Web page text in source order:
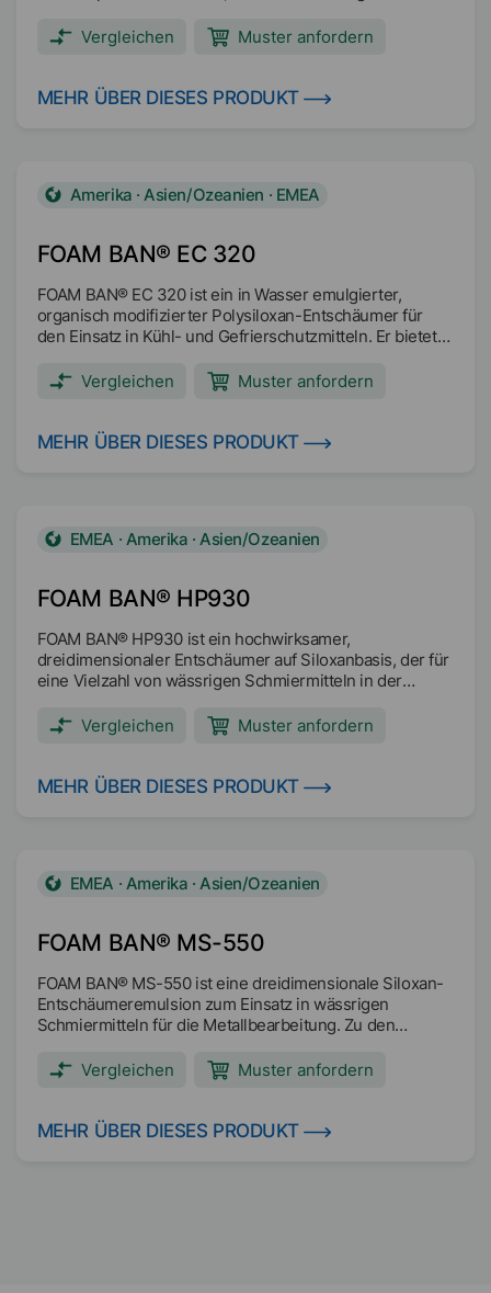
deren anschließenden Verdünnungen in Glykol oder
Wasser zu gewährleisten. Er bietet eine hervorragende
Schaumtest nach ASTM D1881.
Vergleichen Muster anfordern
MEHR ÜBER DIESES PRODUKT
FOAM BAN® EC 320
Amerika · Asien/Ozeanien · EMEA
FOAM BAN® EC 320 ist ein in Wasser emulgierter,
organisch modifizierter Polysiloxan-Entschäumer für
den Einsatz in Kühl- und Gefrierschutzmitteln. Er bietet
Flüssigkeiten und sorgt für eine hervorragende
Schaumkontrolle sowohl während des Abfüllvorgangs
Hauptanwendungen: Kühlmittel mit Frostschutzmittel
Vergleichen Muster anfordern
MEHR ÜBER DIESES PRODUKT
FOAM BAN® HP930
EMEA · Amerika · Asien/Ozeanien
FOAM BAN® HP930 ist ein hochwirksamer,
dreidimensionaler Entschäumer auf Siloxanbasis, der für
eine Vielzahl von wässrigen Schmiermitteln in der
Hauptanwendungsbereiche: Halbsynthetische
Metallbearbeitungsflüssigkeiten (mit hohem und
Metallbearbeitungsflüssigkeiten Lösliche Öl-
Vergleichen Muster anfordern
MEHR ÜBER DIESES PRODUKT
FOAM BAN® MS-550
EMEA · Amerika · Asien/Ozeanien
FOAM BAN® MS-550 ist eine dreidimensionale Siloxan-
Entschäumeremulsion zum Einsatz in wässrigen
Schmiermitteln für die Metallbearbeitung. Zu den
halbsynthetische Flüssigkeiten und industrielle
Reinigungsmittel. Hauptanwendungsbereiche:
hohem und niedrigem Ölgehalt) Synthetische
Vergleichen Muster anfordern
MEHR ÜBER DIESES PRODUKT